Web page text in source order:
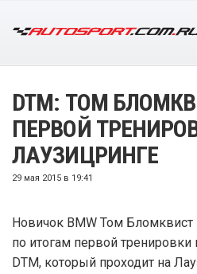
DTM: ТОМ
ПЕРВОЙ
ЛАУЗИЦРИНГЕ
29 мая 2015 в 19:41
Новичок BMW Том
по итогам первой тренировки
DTM, который проходит на